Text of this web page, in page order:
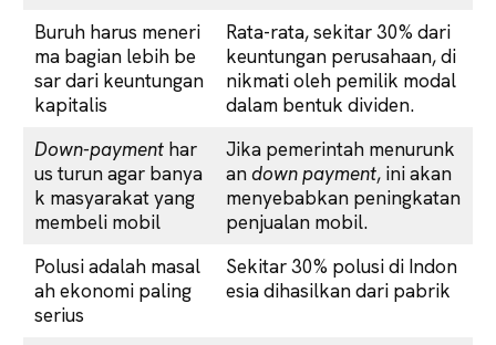
Buruh harus meneri
ma bagian lebih be
sar dari keuntungan
kapitalis
Rata-rata, sekitar 30% dari
keuntungan perusahaan, di
nikmati oleh pemilik modal
dalam bentuk dividen.
Down-paymenthar
us turun agar banya
k masyarakat yang
membeli mobil
Jika pemerintah menurunk
andown payment, ini akan
menyebabkan peningkatan
penjualan mobil.
Polusi adalah masal
ah ekonomi paling
serius
Sekitar 30% polusi di Indon
esia dihasilkan dari pabrik